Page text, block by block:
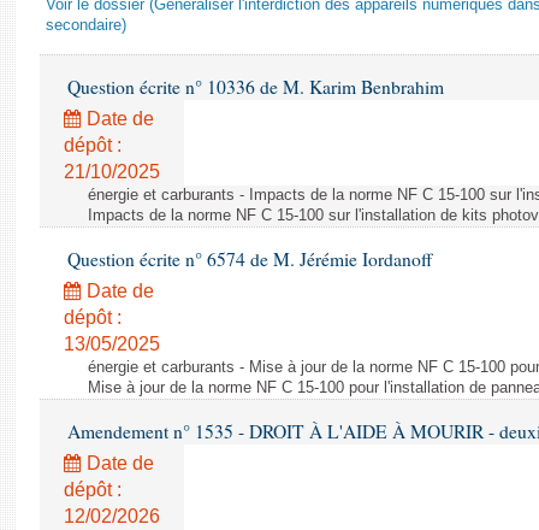
Voir le dossier (Généraliser l'interdiction des appareils numériques
secondaire)
Question écrite n° 10336 de M. Karim Benbrahim
Date de
dépôt :
21/10/2025
énergie et carburants - Impacts de la norme NF C 15-100 sur
Impacts de la norme NF C 15-100 sur l'installation de kits
Question écrite n° 6574 de M. Jérémie Iordanoff
Date de
dépôt :
13/05/2025
énergie et carburants - Mise à jour de la norme NF C 15-100
Mise à jour de la norme NF C 15-100 pour l'installation de
Amendement n° 1535 - DROIT À L'AIDE À MOURIR -
Date de
dépôt :
12/02/2026